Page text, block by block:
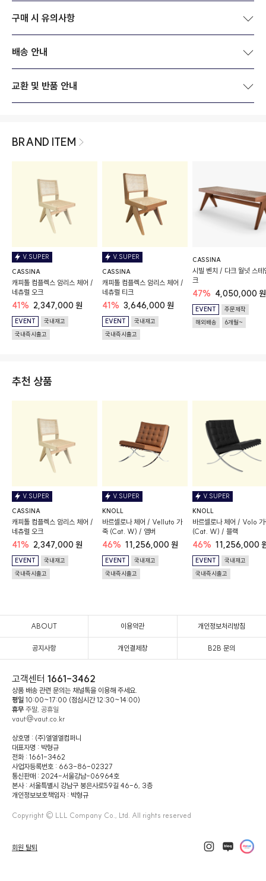
구매 시 유의사항
배송 안내
교환 및 반품 안내
BRAND ITEM
V.SUPER
CASSINA
캐피톨 컴플렉스 암리스 체어 /
네츄럴 오크
41% 2,347,000 원
EVENT
국내재고
국내즉시출고
V.SUPER
CASSINA
캐피톨 컴플렉스 암리스 체어 /
네츄럴 티크
41% 3,646,000 원
EVENT
국내재고
국내즉시출고
CASSINA
시빌 벤치 / 다크 월넛 스테
크
47% 4,050,000 원
EVENT
주문제작
해외배송
6개월~
추천 상품
V.SUPER
CASSINA
캐피톨 컴플렉스 암리스 체어 /
네츄럴 오크
41% 2,347,000 원
EVENT
국내재고
국내즉시출고
V.SUPER
KNOLL
바르셀로나 체어 / Velluto 가
죽 (Cat. W) / 앰버
46% 11,256,000 원
EVENT
국내재고
국내즉시출고
V.SUPER
KNOLL
바르셀로나 체어 / Volo 가
(Cat. W) / 블랙
46% 11,256,000
EVENT
국내재고
국내즉시출고
ABOUT 이용약관 개인정보처리방침
공지사항 개인결제창 B2B 문의
고객센터 1661-3462
상품 배송 관련 문의는 채널톡을 이용해 주세요.
평일 10:00~17:00 (점심시간 12:30~14:00)
휴무 주말, 공휴일
vaut@vaut.co.kr
상호명 : (주)엘엘엘컴퍼니
대표자명 : 박형규
전화 : 1661-3462
사업자등록번호 : 663-86-02327
통신판매 : 2024-서울강남-06964호
본사 : 서울특별시 강남구 봉은사로59길 46-6, 3층
개인정보보호책임자 : 박형규
Copyright © LLL Company Co., Ltd. All rights reserved
회원 탈퇴